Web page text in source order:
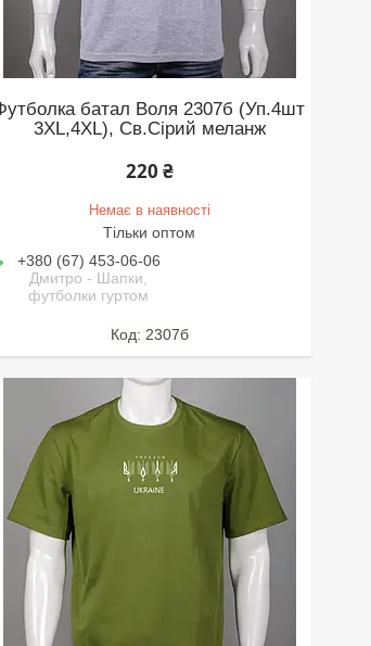
батал Воля 2307б (Уп.4шт
3XL,4XL), Св.Сірий меланж
220 ₴
Немає в наявності
Тільки оптом
+380 (67) 453-06-06
Дмитро - Шапки,
футболки гуртом
2307б